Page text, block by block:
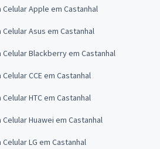
Apple em Castanhal
Asus em Castanhal
Blackberry em Castanhal
CCE em Castanhal
HTC em Castanhal
Huawei em Castanhal
LG em Castanhal